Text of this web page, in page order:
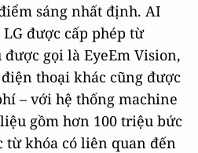
sáng nhất định. AI
được cấp phép từ
được gọi là EyeEm Vision,
thoại khác cũng được
– với hệ thống machine
gồm hơn 100 triệu bức
từ khóa có liên quan đến